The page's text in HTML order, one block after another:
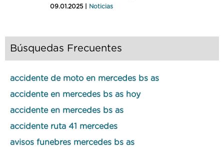
09.01.2025 | Noticias
Búsquedas Frecuentes
accidente de moto en mercedes bs as
accidente en mercedes bs as hoy
accidente en mercedes bs as
accidente ruta 41 mercedes
avisos funebres mercedes bs as